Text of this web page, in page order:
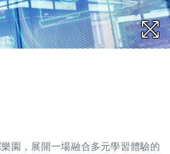
園，展開一場融合多元學習體驗的